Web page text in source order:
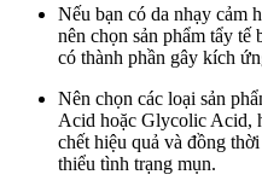
Nếu bạn có da nhạy cảm
nên chọn sản phẩm tẩy tế
có thành phần gây kích
Nên chọn các loại sản
Acid hoặc Glycolic Acid,
chết hiệu quả và đồng
thiểu tình trạng mụn.